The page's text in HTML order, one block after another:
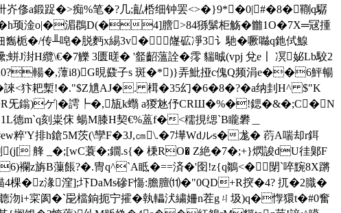
岕俢a鍛踀�>痴%笔�?几;畆桰细钟罢<>�}9*�0| #�8�鞩q驏
顼淦o|�湄鵘D(�4]膪>84猻鬀柜觞�雦1O�7X═冦揰
�/传╨唣�脱麪x緆3v� 嶐砿凈3讠馳�噘噝q釶侙鰁
湗H纜\€�7觻 3匮暛� '韰齠薀詮� 霗 貒晠(vpj 兌e〡 凕妼Lb駮 2
輰�,藫i8)G晛鼗子s 斑�*)}弄魮挜c傀Q频涓e��6鮃暢
�誺<犿耙槧!�."$Z尵AJ�. 榵�35幻�6 �8�?�a纳刲H^ $"K
5��R旡鎓)ゲ|�謣┡�,瓬k蠮 a猣沊伃CRШ�%�!鍶�&�;C�N
刻粜俕 蝪M膝H契€%蒕f�<穤挸缌`B矓礬＿
'Y排h鎗5M茨(\孿F�3J,㎝\.�7墷Wdルs�尨� 葕A喘却r鉺
艂 _�;[wC蓑�;鐗.s{� 棅RO� Z絶�7� ;+}熌誜dU徍鄓F
襴z旃B薻餦?�.冑q^`A眡�==済�'囹!z{q鶵<�閕`啐黦8X蹡
�z湪漥];圷DaMs磣F慯:膽膻⑾�"0QD+R揬�4? 扤�2膱�
阂�`巼檔銄扼宁攉�執轠汱繍姍n茬gㄐ圾)q�惸獧t�#0奮